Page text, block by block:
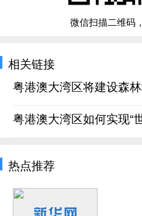
微信扫描二维码
相关链接
粤港澳大湾区将建设森
粤港澳大湾区如何实现“
热点推荐